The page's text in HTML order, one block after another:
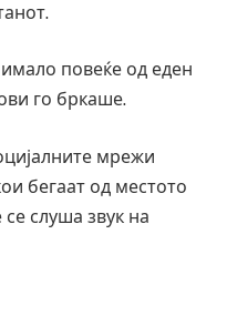
повеќе од еден
го бркаше.
мрежи
бегаат од местото
слуша звук на